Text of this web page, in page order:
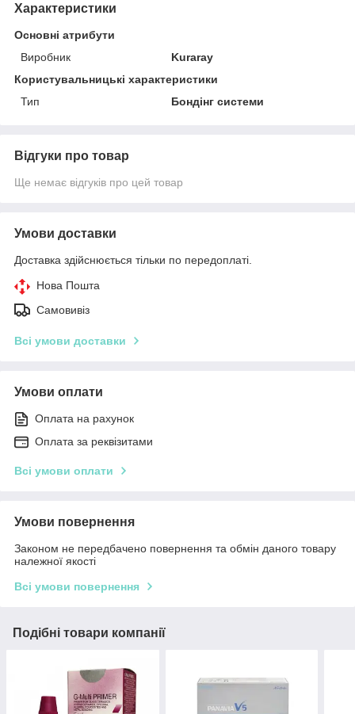
Характеристики
Основні атрибути
Виробник
Kuraray
Користувальницькі характеристики
Тип
Бондінг системи
Відгуки про товар
Ще немає відгуків про цей товар
Умови доставки
Доставка здійснюється тільки по передоплаті.
Нова Пошта
Самовивіз
Всі умови доставки
Умови оплати
Оплата на рахунок
Оплата за реквізитами
Всі умови оплати
Умови повернення
Законом не передбачено повернення та обмін даного товару
належної якості
Всі умови повернення
Подібні товари компанії